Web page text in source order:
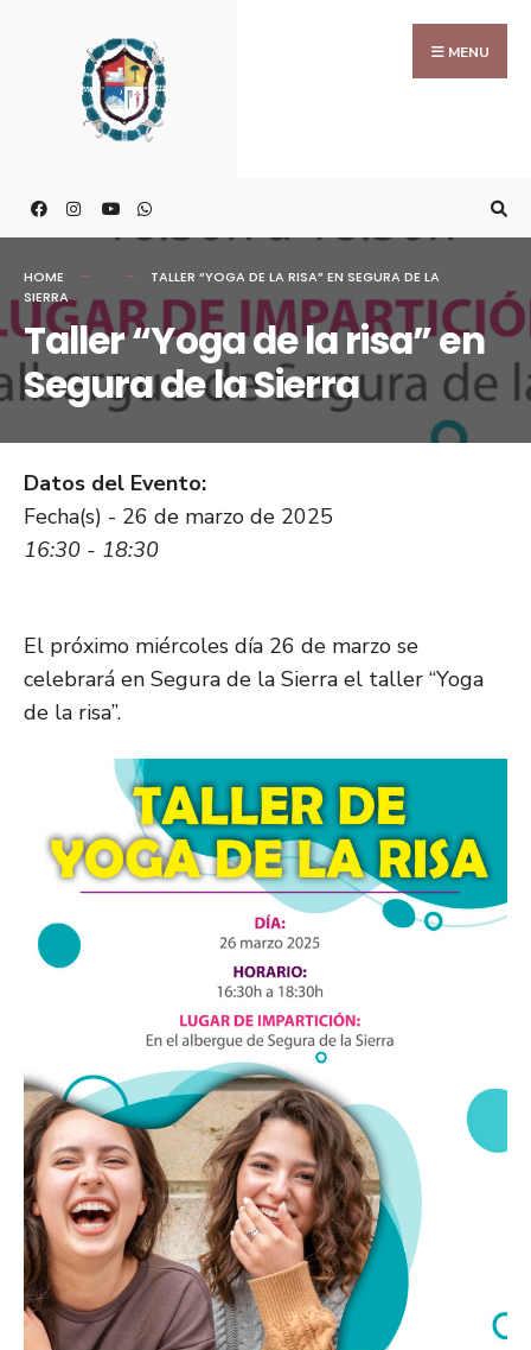
MENU
HOME
TALLER “YOGA DE LA RISA” EN SEGURA DE LA
SIERRA
Taller “Yoga de la risa” en
Segura de la Sierra
Datos del Evento:
Fecha(s) - 26 de marzo de 2025
16:30 - 18:30
El próximo miércoles día 26 de marzo se
celebrará en Segura de la Sierra el taller “Yoga
de la risa”.